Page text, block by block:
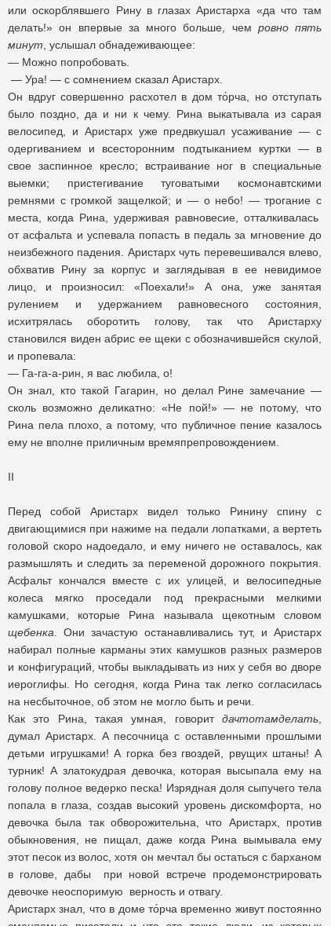
или оскорблявшего Рину в глазах Аристарха «да что там
делать!» он впервые за много больше, чем ровно пять
минут , услышал обнадеживающее:
— Можно попробовать.
— Ура! — с сомнением сказал Аристарх.
Он вдруг совершенно расхотел в дом то́рча, но отступать
было поздно, да и ни к чему. Рина выкатывала из сарая
велосипед, и Аристарх уже предвкушал усаживание — с
одергиванием и всесторонним подтыканием куртки — в
свое заспинное кресло; встраивание ног в специальные
выемки; пристегивание туговатыми космонавтскими
ремнями с громкой защелкой; и — о небо! — трогание с
места, когда Рина, удерживая равновесие, отталкивалась
от асфальта и успевала попасть в педаль за мгновение до
неизбежного падения. Аристарх чуть перевешивался влево,
обхватив Рину за корпус и заглядывая в ее невидимое
лицо, и произносил: «Поехали!» А она, уже занятая
рулением и удержанием равновесного состояния,
исхитрялась оборотить голову, так что Аристарху
становился виден абрис ее щеки с обозначившейся скулой,
и пропевала:
— Га-га-а-рин, я вас любила, о!
Он знал, кто такой Гагарин, но делал Рине замечание —
сколь возможно деликатно: «Не пой!» — не потому, что
Рина пела плохо, а потому, что публичное пение казалось
ему не вполне приличным времяпрепровождением.
II
Перед собой Аристарх видел только Ринину спину с
двигающимися при нажиме на педали лопатками, а вертеть
головой скоро надоедало, и ему ничего не оставалось, как
размышлять и следить за переменой дорожного покрытия.
Асфальт кончался вместе с их улицей, и велосипедные
колеса мягко проседали под прекрасными мелкими
камушками, которые Рина называла щекотным словом
щебенка . Они зачастую останавливались тут, и Аристарх
набирал полные карманы этих камушков разных размеров
и конфигураций, чтобы выкладывать из них у себя во дворе
иероглифы. Но сегодня, когда Рина так легко согласилась
на несбыточное, об этом не могло быть и речи.
Как это Рина, такая умная, говорит дачтотамделать
думал Аристарх. А песочница с оставленными прошлыми
детьми игрушками! А горка без гвоздей, рвущих штаны! А
турник! А златокудрая девочка, которая высыпала ему на
голову полное ведерко песка! Изрядная доля сыпучего тела
попала в глаза, создав высокий уровень дискомфорта, но
девочка была так обворожительна, что Аристарх, против
обыкновения, не пищал, даже когда Рина вымывала ему
этот песок из волос, хотя он мечтал бы остаться с барханом
в голове, дабы при новой встрече продемонстрировать
девочке неоспоримую верность и отвагу.
Аристарх знал, что в доме то́рча временно живут постоянно